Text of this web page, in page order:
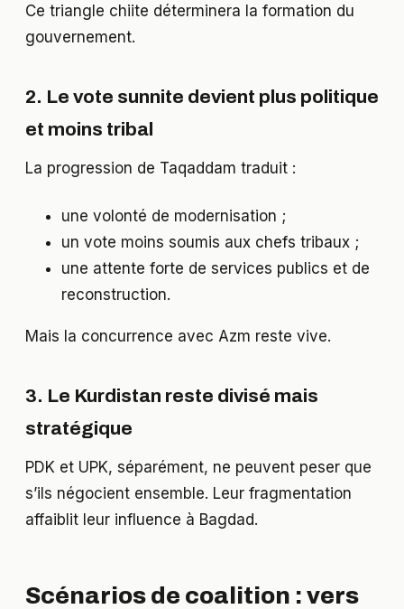
Ce triangle chiite déterminera la formation du
gouvernement.
2. Le vote sunnite devient plus politique
et moins tribal
La progression de Taqaddam traduit :
une volonté de modernisation ;
un vote moins soumis aux chefs tribaux ;
une attente forte de services publics et de
reconstruction.
Mais la concurrence avec Azm reste vive.
3. Le Kurdistan reste divisé mais
stratégique
PDK et UPK, séparément, ne peuvent peser que
s’ils négocient ensemble. Leur fragmentation
affaiblit leur influence à Bagdad.
Scénarios de coalition : vers